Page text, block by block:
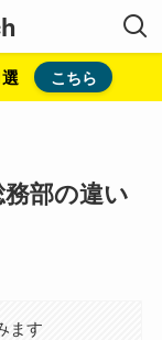
こちら
務部の違い
ます